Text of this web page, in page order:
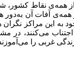
از همه‌ی نقاط کشور،
همه‌ی آفات آن
به این مراکز
می‌کنند، در
غربی را